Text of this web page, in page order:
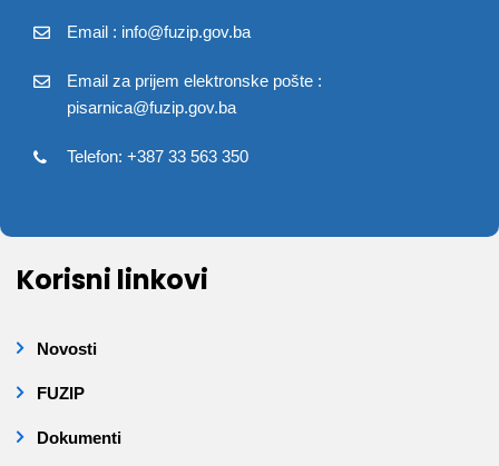
Email : info@fuzip.gov.ba
Email za prijem elektronske pošte :
pisarnica@fuzip.gov.ba
Telefon: +387 33 563 350
Korisni linkovi
Novosti
FUZIP
Dokumenti